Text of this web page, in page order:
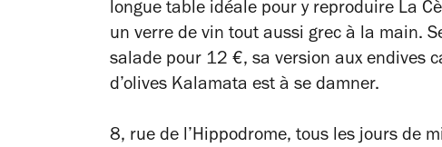
longue table idéale pour y reproduire La
un verre de vin tout aussi grec à la main.
salade pour 12 €, sa version aux endives
d’olives Kalamata est à se damner.
8, rue de l’Hippodrome, tous les jours de